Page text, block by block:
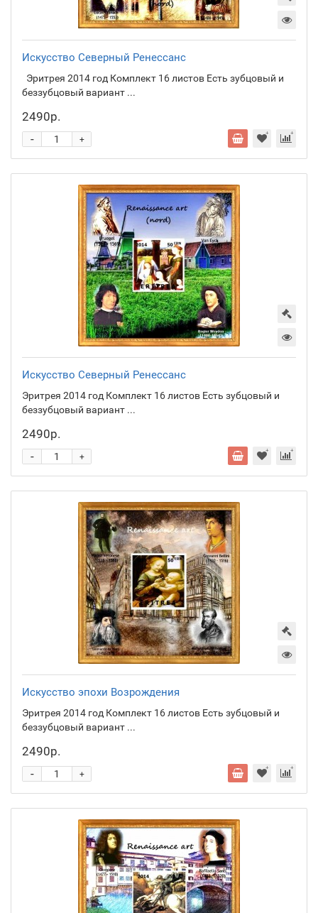
Искусство Северный Ренессанс
Эритрея 2014 год Комплект 16 листов Есть зубцовый и
беззубцовый вариант ...
2490р.
+
-
Искусство Северный Ренессанс
Эритрея 2014 год Комплект 16 листов Есть зубцовый и
беззубцовый вариант ...
2490р.
+
-
Искусство эпохи Возрождения
Эритрея 2014 год Комплект 16 листов Есть зубцовый и
беззубцовый вариант ...
2490р.
+
-